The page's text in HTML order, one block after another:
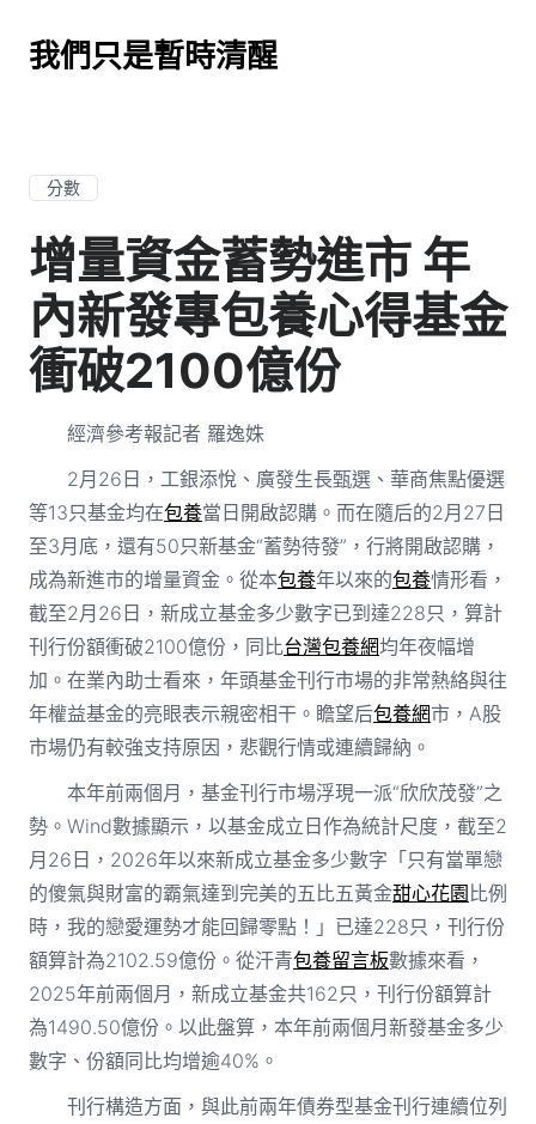
我們只是暫時清醒
分數
增量資金蓄勢進市 年
內新發專包養心得基金
衝破2100億份
經濟參考報記者 羅逸姝
2月26日，工銀添悅、廣發生長甄選、華商焦點優選
等13只基金均在包養當日開啟認購。而在隨后的2月27日
至3月底，還有50只新基金“蓄勢待發”，行將開啟認購，
成為新進市的增量資金。從本包養年以來的包養情形看，
截至2月26日，新成立基金多少數字已到達228只，算計
刊行份額衝破2100億份，同比台灣包養網均年夜幅增
加。在業內助士看來，年頭基金刊行市場的非常熱絡與往
年權益基金的亮眼表示親密相干。瞻望后包養網市，A股
市場仍有較強支持原因，悲觀行情或連續歸納。
本年前兩個月，基金刊行市場浮現一派“欣欣茂發”之
勢。Wind數據顯示，以基金成立日作為統計尺度，截至2
月26日，2026年以來新成立基金多少數字「只有當單戀
的傻氣與財富的霸氣達到完美的五比五黃金甜心花園比例
時，我的戀愛運勢才能回歸零點！」已達228只，刊行份
額算計為2102.59億份。從汗青包養留言板數據來看，
2025年前兩個月，新成立基金共162只，刊行份額算計
為1490.50億份。以此盤算，本年前兩個月新發基金多少
數字、份額同比均增逾40%。
刊行構造方面，與此前兩年債券型基金刊行連續位列